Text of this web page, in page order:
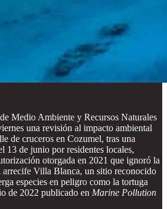
Medio Ambiente y Recursos Naturales
una revisión al impacto ambiental
de cruceros en Cozumel, tras una
13 de junio por residentes locales,
otorgada en 2021 que ignoró la
Villa Blanca, un sitio reconocido
especies en peligro como la tortuga
de 2022 publicado en Marine Pollution